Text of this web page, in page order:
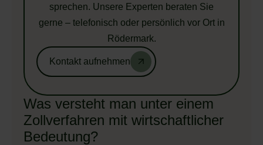
sprechen. Unsere Experten beraten Sie
gerne – telefonisch oder persönlich vor Ort in
Rödermark.
Kontakt aufnehmen
Was versteht man unter einem
Zollverfahren mit wirtschaftlicher
Bedeutung?